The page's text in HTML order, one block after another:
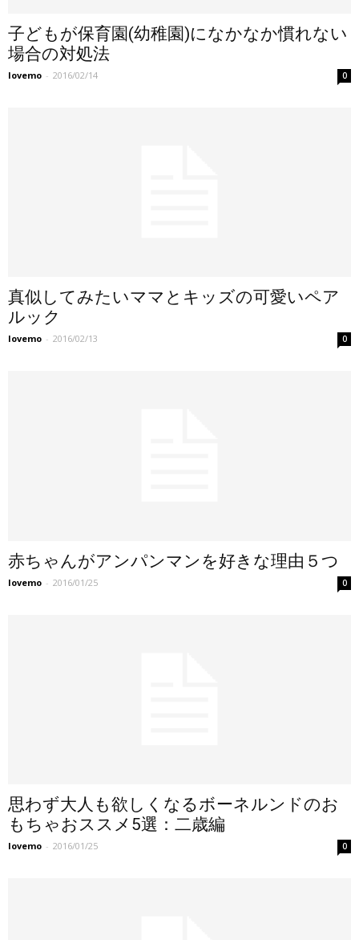
子どもが保育園(幼稚園)になかなか慣れない
場合の対処法
lovemo - 2016/02/14 0
真似してみたいママとキッズの可愛いペア
ルック
lovemo - 2016/02/13 0
赤ちゃんがアンパンマンを好きな理由５つ
lovemo - 2016/01/25 0
思わず大人も欲しくなるボーネルンドのお
もちゃおススメ5選：二歳編
lovemo - 2016/01/25 0